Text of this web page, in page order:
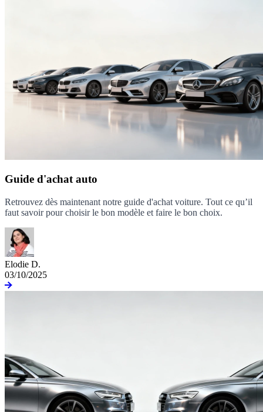
Guide d'achat auto
Retrouvez dès maintenant notre guide d'achat voiture. Tout ce qu’il
faut savoir pour choisir le bon modèle et faire le bon choix.
Elodie D.
03/10/2025